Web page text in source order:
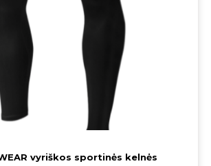
vyriškos sportinės kelnės